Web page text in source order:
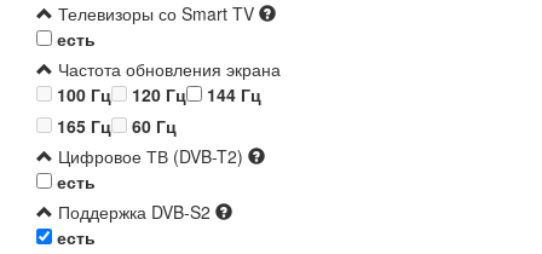
Телевизоры со Smart TV
есть
Частота обновления экрана
100 Гц
120 Гц
144 Гц
165 Гц
60 Гц
Цифровое ТВ (DVB-T2)
есть
Поддержка DVB-S2
есть